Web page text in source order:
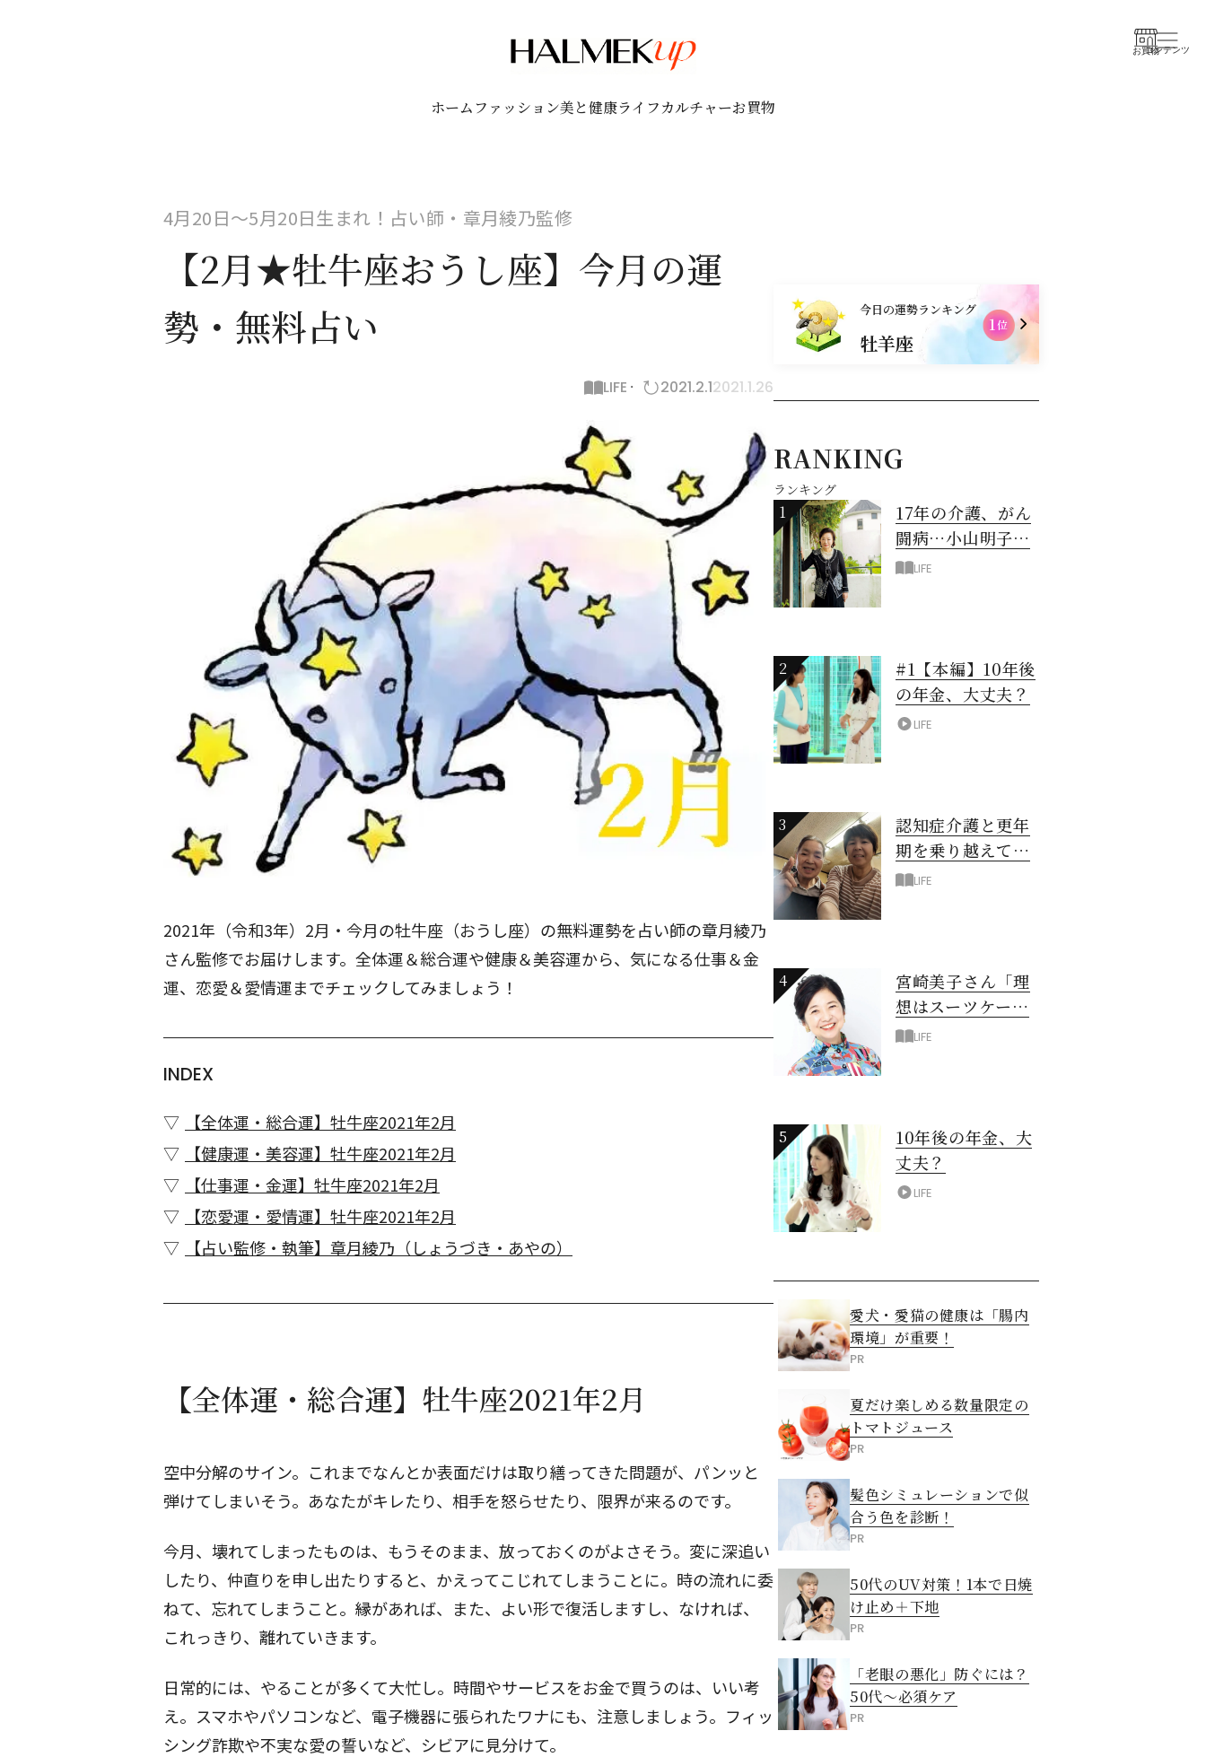
お買物コンテンツ
ホーム ファッション美と健康ライフカルチャーお買物
4月20日〜5月20日生まれ！占い師・章月綾乃監修
【2月★牡牛座おうし座】今月の運
勢・無料占い
LIFE 2021.2.12021.1.26
2021年（令和3年）2月・今月の牡牛座（おうし座）の無料運勢を占い師の章月綾乃
さん監修でお届けします。全体運＆総合運や健康＆美容運から、気になる仕事＆金
運、恋愛＆愛情運までチェックしてみましょう！
INDEX
【全体運・総合運】牡牛座2021年2月
【健康運・美容運】牡牛座2021年2月
【仕事運・金運】牡牛座2021年2月
【恋愛運・愛情運】牡牛座2021年2月
【占い監修・執筆】章月綾乃（しょうづき・あやの）
【全体運・総合運】牡牛座2021年2月
空中分解のサイン。これまでなんとか表面だけは取り繕ってきた問題が、パンッと
弾けてしまいそう。あなたがキレたり、相手を怒らせたり、限界が来るのです。
今月、壊れてしまったものは、もうそのまま、放っておくのがよさそう。変に深追い
したり、仲直りを申し出たりすると、かえってこじれてしまうことに。時の流れに委
ねて、忘れてしまうこと。縁があれば、また、よい形で復活しますし、なければ、
これっきり、離れていきます。
日常的には、やることが多くて大忙し。時間やサービスをお金で買うのは、いい考
え。スマホやパソコンなど、電子機器に張られたワナにも、注意しましょう。フィッ
シング詐欺や不実な愛の誓いなど、シビアに見分けて。
今日の運勢ランキング
牡羊座
乙女座
1
2位
RANKING
ランキング
1
17年の介護、がん
闘病…小山明子さ
ん「今満たされて
LIFE
2
#1【本編】10年後
の年金、大丈夫？
LIFE
3
認知症介護と更年
期を乗り越えて！
6年の「通い介
LIFE
4
宮崎美子さん「理
想はスーツケース
一つでどこへでも
LIFE
5
10年後の年金、大
丈夫？
LIFE
愛犬・愛猫の健康は「腸内
環境」が重要！
PR
夏だけ楽しめる数量限定の
トマトジュース
PR
髪色シミュレーションで似
合う色を診断！
PR
50代のUV対策！1本で日焼
け止め＋下地
PR
「老眼の悪化」防ぐには？
50代～必須ケア
PR